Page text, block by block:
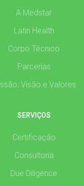
A Medstar
Latin Health
Corpo Técnico
Parcerias
Visão e Valores
SERVIÇOS
Certificação
Consultoria
Due Diligence